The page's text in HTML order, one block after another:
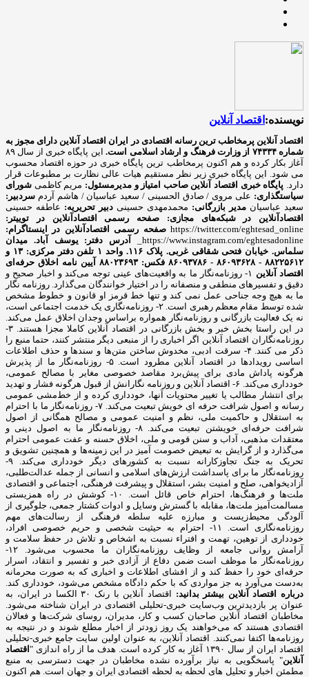
نویسنده: اقتصاد آنلاین
اقتصاد آنلاین پرمخاطب ترین رسانه اقتصادی در ایران اقتصاد آنلاین دارای مجوز به
شماره ۷۴۳۳۴ از وزارت فرهنگ و ارشاد اسلامی است.
این پایگاه خبری از سال ۸۹
آغاز بکار کرده و هم اکنون پرمخاطب ترین پایگاه خبری در حوزه اقتصاد محسوب
می شود. این پایگاه خبری زیر نظر مستقیم هیات عالی نظارت بر مطبوعات قرار
دارد. پایگاه خبری اقتصاد آنلاین صاحب امتیاز و مدیرمسئول: مریم کاظمی شورای
سیاستگذاری: علی مروی / صادق الحسینی / سعید عباسیان / هاشم آردم سردبیر:
سعید عباسیان مدیر بازرگانی: محمدمهدی حسینی دبیر تحریریه: عاطفه حسینی
اقتصادآنلاین در شبکه‌های مجازی:
صفحه رسمی اقتصادآنلاین در توییتر:
https://twitter.com/eghtesad_online صفحه رسمی اقتصادآنلاین در اینستاگرام:
https://www.instagram.com/eghtesadonline_
آدرس دفتر: یوسف آباد. میدان
سلماس. خیابان فتحی شقاقی غربی. پلاک ۱۱۶. واحد ۱
تلفن دفتر مرکزی: ۱۳ و
۸۸۲۲۵۶۱۲ - ۸۶۰۹۳۶۲۸ - ۸۶۰۹۳۷۸۶ فکس: ۸۸۰۲۳۶۹۳
آیین نامه اخلاق حرفه‌ای
اقتصاد آنلاین
۱- روزنامه‌نگار ما به واقعیت‌های عینی توجه می‌کند و اخبار صحیح و
دقیق و تفسیرهای منطقی و منصفانه را در اختیار خوانندگان می‌گذارد. روزنامه نگار
ما به هیچ وجه جناحی عمل نمی کند و تنها خط قرمز او قانون و خطوط مشخص
شده توسط مقام معظم رهبری است. ۲- روزنامه‌نگاری یک خدمت اجتماعی است،
نه یک فعالیت بازرگانی و روزنامه‌نگار همواره براساس وجدان اخلاق عمل می‌کند.
در این راستا بخش خبر و بخش بازرگانی در اقتصاد آنلاین کاملا مجزا هستند. ۳-
روزنامه‌نگاران اقتصاد آنلاین اگر اخباری را از منبعی دیگر منتشر کنند، حتما منبع را
ذکر می کنند. ۴- سرقت ادبی، مخدوش ساختن متن‌ها و سندها و حذف اطلاعات
اساسی رویدادها در اقتصاد آنلاین مطرود است. ۵- روزنامه‌نگار ما از پذیرش
هرگونه پاداش مادی برای پیش‌برد مقاصد خصوصی مغایر با مصالح عمومی،
خودداری می‌کند. ۶- اقتصاد آنلاین و روزنامه نگارانش از قبول هرگونه فشار و تهدید
برای انتشار مطالب یا تغییر محتویات آنها، خودداری کرده و از خط‌مشی عمومی
رسانه و اصول شرافت حرفه ای خویش تبعیت می‌کند. ۷- روزنامه‌نگار ما با احترام
به استقلال و حاکمیت ملی، نظم و امنیت عمومی و مصالح همگانی از اصول
شرافت حرفه‌ای خویشتن تبعیت می‌کند. ۸- روزنامه‌نگار ما به اصول دینی و
معتقدات مذهبی، آداب و سنن قومی و ملی، اخلاق حسنه و عفت عمومی احترام
می‌گذارد و از گرایش به تبعیض خصومت آمیز در این زمینه‌ها و همچنین تشویق و
تحریک به جنگ تجاوزکارانه نسبت به کشورهای دیگر خودداری می‌کند. ۹-
روزنامه‌نگار ما برای پاسداشت ارزش‌های اسلامی و انسانی از جمله عدالت‌طلبی،
آزادیخواهی، صلح و امنیت بشر، استقلال و پیشرفت فرهنگی، اجتماعی و اقتصادی
ملت‌ها و فرهنگ‌ها، احترام خاص قائل است. ۱۰- کوشش در راه همزیستی
مسالمت‌آمیز ملت‌ها، مقابله با گسترش وسایل و ادوات کشتار جمعی، جلوگیری از
آلودگی محیط‌زیست و مبارزه علیه سلطه فرهنگی از رسالت‌های مهم
روزنامه‌نگاری است. ۱۱- احترام به حیثیت شخصی و حریم خصوصی افراد،
خودداری از توهین، تهمت و افتراء نسبت به اشخاص و تلاش در حفظ سلامت و
آرامش روانی جامعه از وظایف روزنامه‌نگاران ما محسوب می‌شود. ۱۲-
روزنامه‌نگار ما موظف است ضمن دفاع از آزادی خبر و تفسیر و انتقاد، اسرار
حرفه‌ای خود را حفظ کند و از افشای اطلاعات و اخباری که به صورت محرمانه
به‌دست می‌آورد به جز مواردی که با حکم دادگاه مشخص می‌شود، خودداری کند.
درباره اقتصاد آنلاین بیشتر بدانید:
اقتصاد آنلاین با رنک ۳۰ الکسا در ایران، به
عنوان پر بازدیدترین وب‌سایت خبری-تحلیلی اقتصادی در ایران شناخته می‌شود.
مخاطبان اقتصاد آنلاین صاحبان کسب و کار، مدیران، روسای شرکت‌ها و فعالان
اقتصادی هستند که می‌خواهند یک روز زودتر از اخبار مطلع شوند و در نتیجه به
روزنامه‌ها اکتفا نمی‌کنند. اقتصاد آنلاین، به عنوان اولین سایت جامع خبری-تحلیلی
اقتصاد ایران از سال ۱۳۹۰ آغاز به کار کرده است. هدف ما از راه اندازی "
اقتصاد
آنلاین" پاسخگویی به نیاز برآورده نشده مخاطبان در جهت دسترسی به منبع
مطمئن اخبار و تحلیل های لحظه به لحظه اقتصادی ایران و جهان است. هم اکنون